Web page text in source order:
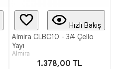
Hızlı Bakış
Almira CLBC10 - 3/4 Çello
Yayı
Almira
1.378,00 TL